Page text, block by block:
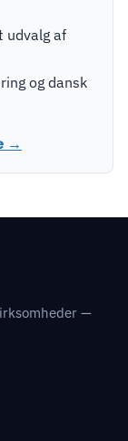
udvalg af
og dansk
→
—